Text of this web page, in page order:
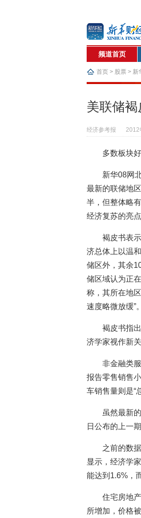
频道首页
首页 > 股票 > 新
美联储
经济参考报 2012
多数板块
新华08网
最新的联储地
半，但整体略
经济复苏的亮
褐皮书表
济总体上以温
储区外，其余
储区域认为正
称，其所在地
速度略微放缓”。
褐皮书指
济学家视作新
非金融类
报告零售销售
车销售量则是“
虽然最新
日公布的上一
之前的数
显示，经济学
能达到1.6%，
住宅房地
所增加，价格